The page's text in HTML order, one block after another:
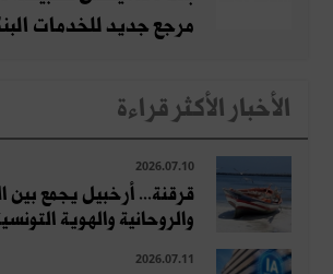
مرجع جديد للخدمات
الأخبار الأكثر قراءة
2026.07.10
قرقنة... أرخبيل يجمع بين
والروحانية والهوية
2026.07.11